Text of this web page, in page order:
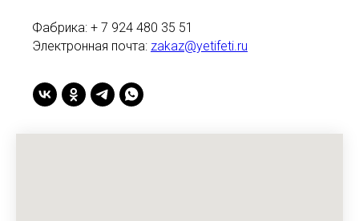
Фабрика: + 7 924 480 35 51
Электронная почта: zakaz@yetifeti.ru